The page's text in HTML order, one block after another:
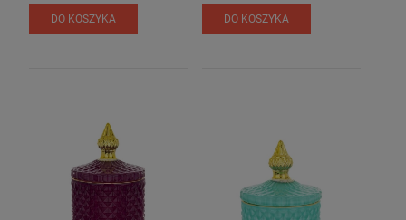
DO KOSZYKA DO KOSZYKA